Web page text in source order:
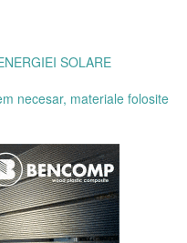
SOLARE
necesar, materiale folosite